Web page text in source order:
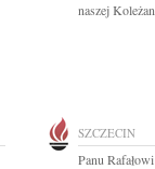
naszej
SZCZECIN
Panu